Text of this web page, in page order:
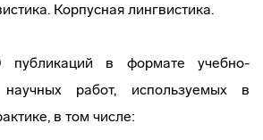
Корпусная лингвистика.
в формате учебно-
работ, используемых в
в том числе: